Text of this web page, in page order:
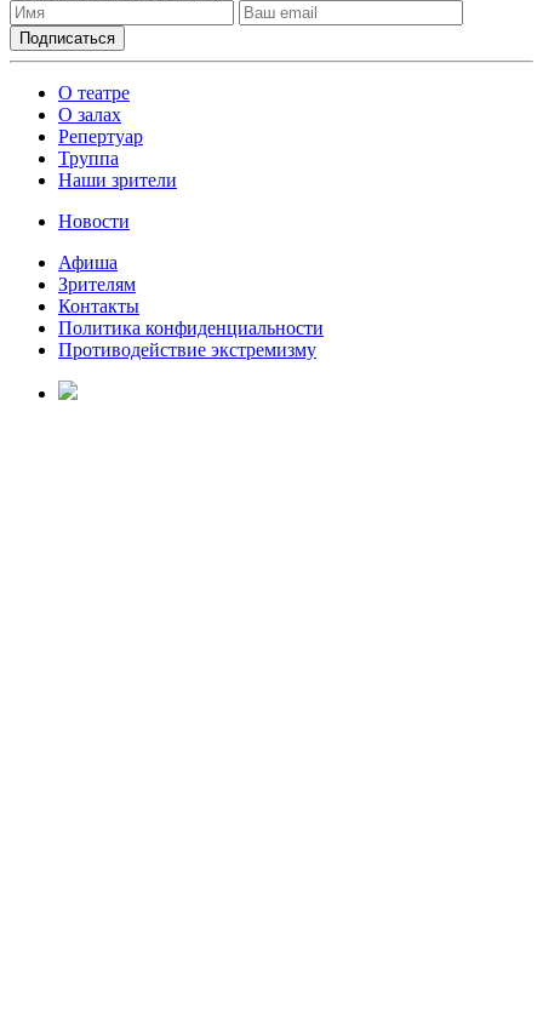
О театре
О залах
Репертуар
Труппа
Наши зрители
Новости
Афиша
Зрителям
Контакты
Политика конфиденциальности
Противодействие экстремизму